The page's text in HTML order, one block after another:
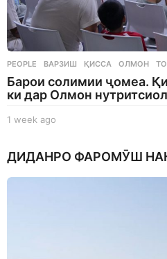
PEOPLE ВАРЗИШ ,ҚИССА ,ОЛМОН ,
Барои солимии ҷомеа.
ки дар Олмон
1 week ago
e
ДИДАНРО ФАРОМӮШ